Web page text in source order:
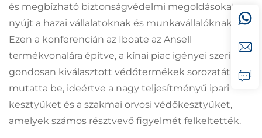
és megbízható biztonságvédelmi megoldásokat
nyújt a hazai vállalatoknak és munkavállalóknak.
Ezen a konferencián az Iboate az Ansell
termékvonalára építve, a kínai piac igényei szerint
gondosan kiválasztott védőtermékek sorozatát
mutatta be, ideértve a nagy teljesítményű ipari
kesztyűket és a szakmai orvosi védőkesztyűket,
amelyek számos résztvevő figyelmét felkeltették.